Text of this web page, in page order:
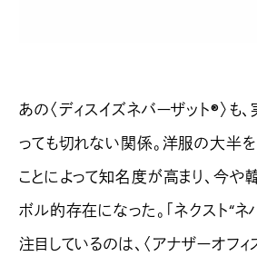
あの〈ディスイズネバーザット®〉も
っても切れない関係。洋服の大半を
ことによって知名度が高まり、今や
ボル的存在になった。「ネクスト“ネ
注目しているのは、〈アナザーオフ